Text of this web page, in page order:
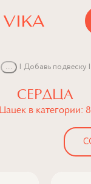
... Добавь подвеску
СЕРДЦА
Цацек в категории: 8